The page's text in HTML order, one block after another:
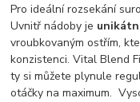
Pro ideální rozsekání
Uvnitř nádoby je
vroubkovaným ostřím,
konzistenci. Vital Blend
ty si můžete plynule
otáčky na maximum.